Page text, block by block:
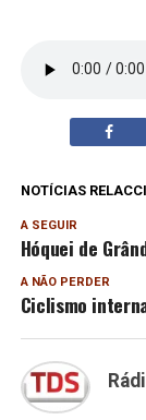
NOTÍCIAS
A SEGUIR
Hóquei de
A NÃO PERDER
Ciclismo